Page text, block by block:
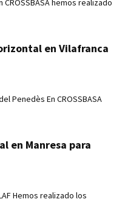
hemos realizado
en Vilafranca
Penedès En CROSSBASA
en Manresa para
Hemos realizado los